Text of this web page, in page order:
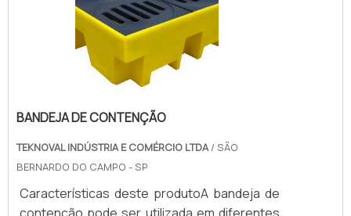
milhares de anos até que isso aconteça. Por
isso, a reciclagem de resíduos eletrônicos é
um processo tão fundam.
BANDEJA DE CONTENÇÃO
TEKNOVAL INDÚSTRIA E COMÉRCIO LTDA/ SÃO
BERNARDO DO CAMPO - SP
Características deste produtoA bandeja de